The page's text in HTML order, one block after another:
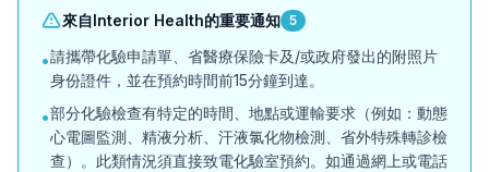
來自Interior Health的重要通知 5
•請攜帶化驗申請單、省醫療保險卡及/或政府發出的附照片
身份證件，並在預約時間前15分鐘到達。
•部分化驗檢查有特定的時間、地點或運輸要求（例如：動態
心電圖監測、精液分析、汗液氯化物檢測、省外特殊轉診檢
查）。此類情況須直接致電化驗室預約。如通過網上或電話